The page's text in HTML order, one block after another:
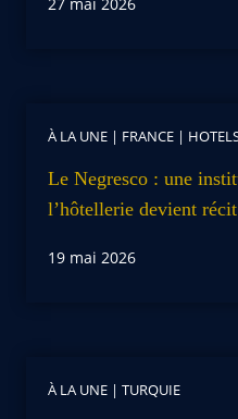
À LA UNE | FRANCE |
Le Negresco : une
l’hôtellerie devient récit
19 mai 2026
À LA UNE | TURQUIE